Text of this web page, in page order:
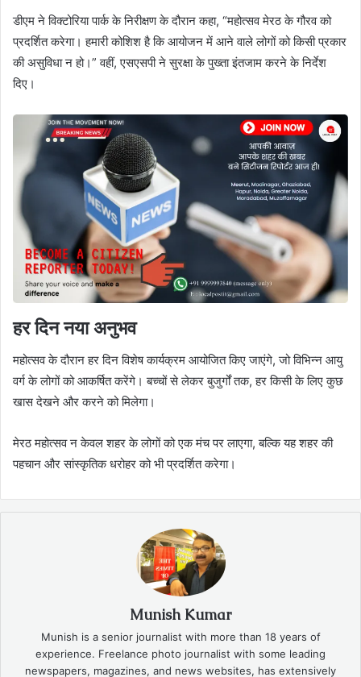
डीएम ने विक्टोरिया पार्क के निरीक्षण के दौरान कहा, “महोत्सव मेरठ के गौरव को
प्रदर्शित करेगा। हमारी कोशिश है कि आयोजन में आने वाले लोगों को किसी प्रकार
की असुविधा न हो।” वहीं, एसएसपी ने सुरक्षा के पुख्ता इंतजाम करने के निर्देश
दिए।
हर दिन नया अनुभव
महोत्सव के दौरान हर दिन विशेष कार्यक्रम आयोजित किए जाएंगे, जो विभिन्न आयु
वर्ग के लोगों को आकर्षित करेंगे। बच्चों से लेकर बुजुर्गों तक, हर किसी के लिए कुछ
खास देखने और करने को मिलेगा।
मेरठ महोत्सव न केवल शहर के लोगों को एक मंच पर लाएगा, बल्कि यह शहर की
पहचान और सांस्कृतिक धरोहर को भी प्रदर्शित करेगा।
Munish Kumar
Munish is a senior journalist with more than 18 years of
experience. Freelance photo journalist with some leading
newspapers, magazines, and news websites, has extensively